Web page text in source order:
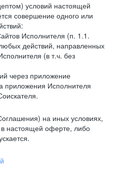
условий настоящей
совершение одного или
Исполнителя (п. 1.1.
действий, направленных
(в т.ч. без
через приложение
приложения Исполнителя
на иных условиях,
в настоящей оферте, либо